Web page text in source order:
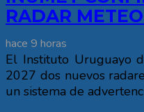
RADAR
hace 9 horas
El Instituto Uruguayo
2027 dos nuevos
un sistema de